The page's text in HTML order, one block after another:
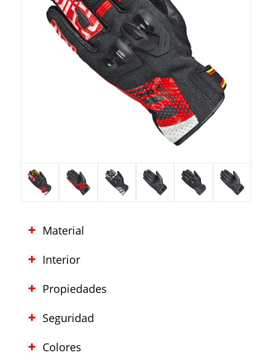
Material
Interior
Propiedades
Seguridad
Colores